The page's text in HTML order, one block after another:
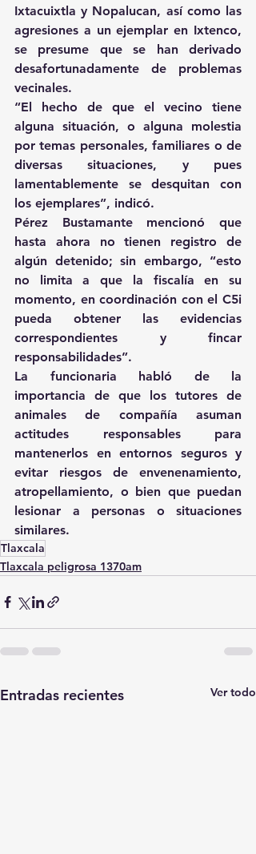
Ixtacuixtla y Nopalucan, así como las
agresiones a un ejemplar en Ixtenco,
se presume que se han derivado
desafortunadamente de problemas
vecinales.
“El hecho de que el vecino tiene
alguna situación, o alguna molestia
por temas personales, familiares o de
diversas situaciones, y pues
lamentablemente se desquitan con
los ejemplares”, indicó.
Pérez Bustamante mencionó que
hasta ahora no tienen registro de
algún detenido; sin embargo, “esto
no limita a que la fiscalía en su
momento, en coordinación con el C5i
pueda obtener las evidencias
correspondientes y fincar
responsabilidades”.
La funcionaria habló de la
importancia de que los tutores de
animales de compañía asuman
actitudes responsables para
mantenerlos en entornos seguros y
evitar riesgos de envenenamiento,
atropellamiento, o bien que puedan
lesionar a personas o situaciones
similares.
Tlaxcala
Tlaxcala peligrosa 1370am
Entradas recientes Ver todo